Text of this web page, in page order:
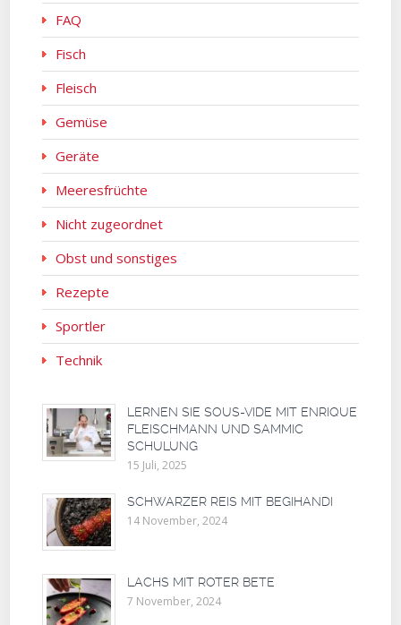
FAQ
Fisch
Fleisch
Gemüse
Geräte
Meeresfrüchte
Nicht zugeordnet
Obst und sonstiges
Rezepte
Sportler
Technik
LERNEN SIE SOUS-VIDE MIT ENRIQUE
FLEISCHMANN UND SAMMIC
SCHULUNG
15 Juli, 2025
SCHWARZER REIS MIT BEGIHANDI
14 November, 2024
LACHS MIT ROTER BETE
7 November, 2024